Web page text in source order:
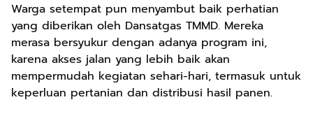
Warga setempat pun menyambut baik perhatian
yang diberikan oleh Dansatgas TMMD. Mereka
merasa bersyukur dengan adanya program ini,
karena akses jalan yang lebih baik akan
mempermudah kegiatan sehari-hari, termasuk untuk
keperluan pertanian dan distribusi hasil panen.